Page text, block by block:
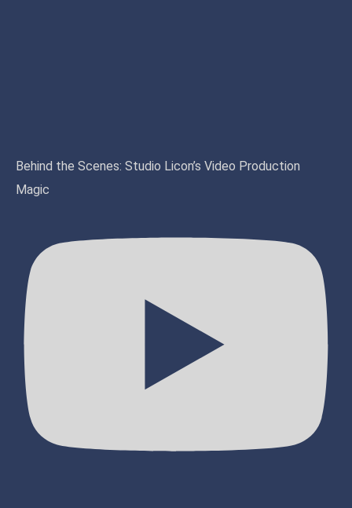
Behind the Scenes: Studio Licon’s Video Production
Magic